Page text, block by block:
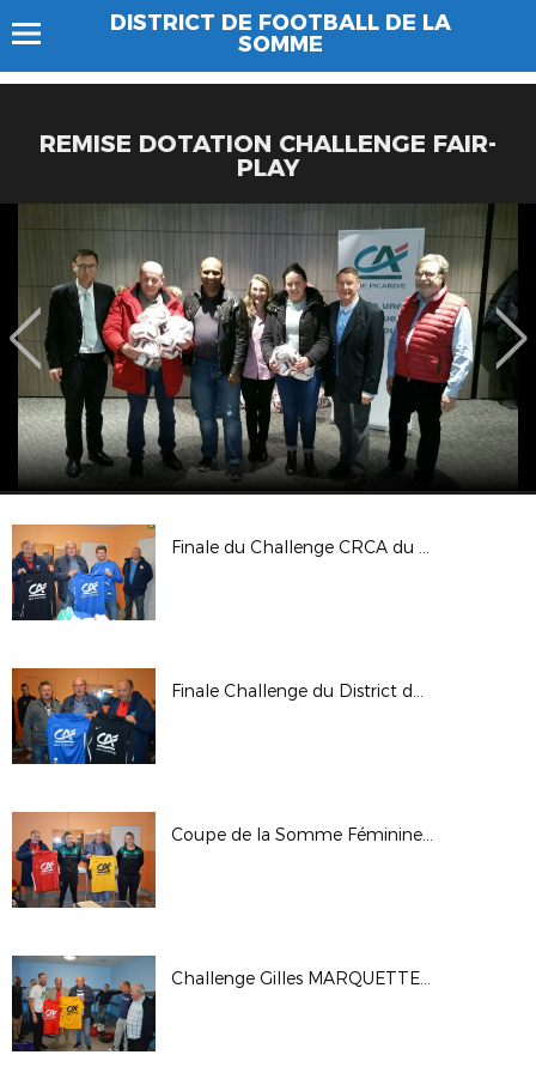
DISTRICT DE FOOTBALL DE LA
SOMME
REMISE DOTATION CHALLENGE FAIR-
PLAY
Finale du Challenge CRCA du 10 juin 2019
Finale Challenge du District du 10 juin 2019
Coupe de la Somme Féminines à 7 du 10 juin 2019
Challenge Gilles MARQUETTE du 10 juin 2019